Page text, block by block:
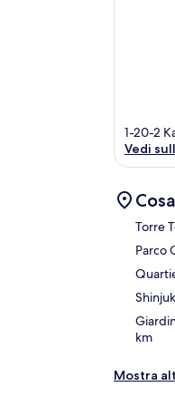
1-20-2
Vedi
Torre
Parco
km
Mostra